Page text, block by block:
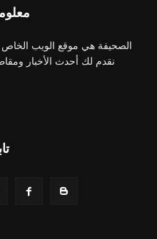
الصحيفة هي موقع الويب الخاص
نقدم لك أحدث الأخبار